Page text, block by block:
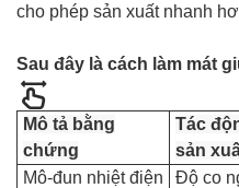
cho phép sản xuất nhanh
Sau đây là cách làm mát
Mô tả bằng
chứng
Tác
sản
Mô-đun nhiệt điện
Độ co